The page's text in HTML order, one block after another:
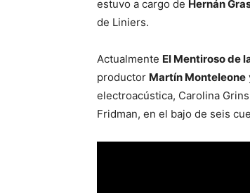
estuvo a cargo de Hernán
de Liniers.
Actualmente El Mentiroso de
productor Martín Monteleone
electroacústica, Carolina
Fridman, en el bajo de seis